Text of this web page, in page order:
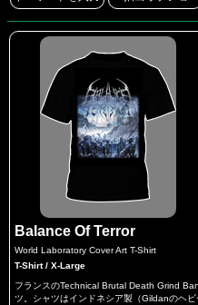
Balance Of Terror
World Laboratory Cover Art T-Shirt
T-Shirt / X-Large
フランスのTechnical Brutal Death Grind
ツ。シャツはインドネシア製（Gildanのヘ